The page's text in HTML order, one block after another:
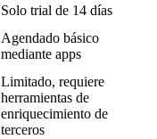
Solo trial de 14 días
Agendado básico
mediante apps
Limitado, requiere
herramientas de
enriquecimiento de
terceros